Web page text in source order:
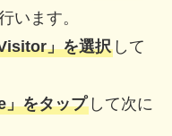
います。
」を選択して
をタップして次に